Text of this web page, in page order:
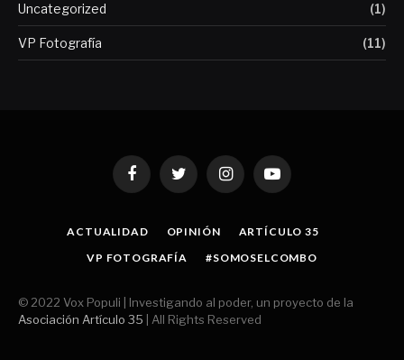
Uncategorized (1)
VP Fotografía (11)
FacebookTwitter InstagramYouTube
ACTUALIDAD OPINIÓN
ARTÍCULO 35
VP FOTOGRAFÍA
#SOMOSELCOMBO
© 2022 Vox Populi | Investigando al poder, un proyecto de la
Asociación Artículo 35 | All Rights Reserved